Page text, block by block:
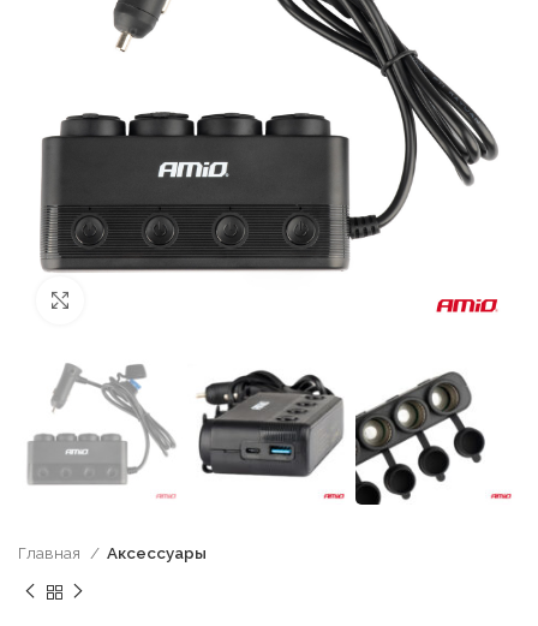
Главная Аксессуары